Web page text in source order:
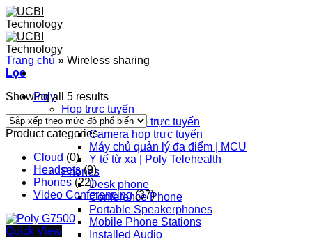
Skip
to
content
Poly
Họp trực tuyến
Thiết bị họp trực tuyến
Camera họp trực tuyến
Máy chủ quản lý đa điểm | MCU
Y tế từ xa | Poly Telehealth
Phones
Desk phone
Conference Phone
Portable Speakerphones
Mobile Phone Stations
Installed Audio
Trang chủ » Wireless sharing
Lọc
Showing all 5 results
Product categories
Cloud (0)
Headsets (9)
Phones (22)
Video Conferencing (37)
Quick View